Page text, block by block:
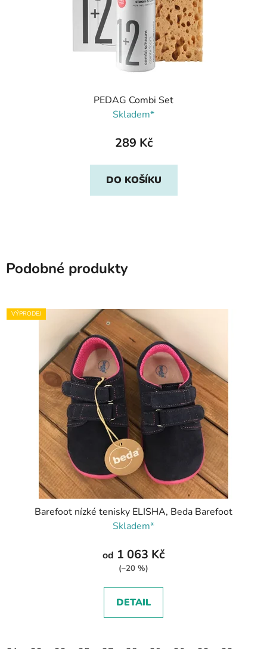
PEDAG Combi Set
Skladem*
289 Kč
DO KOŠÍKU
Podobné produkty
VÝPRODEJ
Barefoot nízké tenisky ELISHA, Beda Barefoot
Skladem*
od 1 063 Kč
(–20 %)
DETAIL